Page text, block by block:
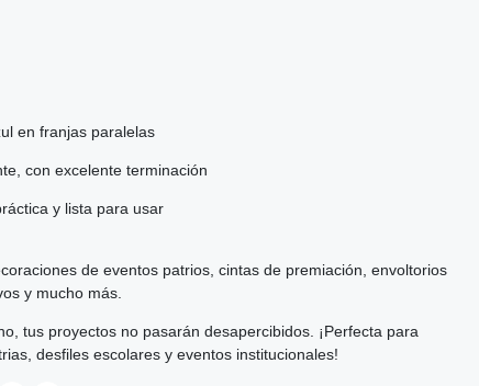
en franjas paralelas
con excelente terminación
y lista para usar
de eventos patrios, cintas de premiación, envoltorios
y mucho más.
tus proyectos no pasarán desapercibidos. ¡Perfecta para
desfiles escolares y eventos institucionales!